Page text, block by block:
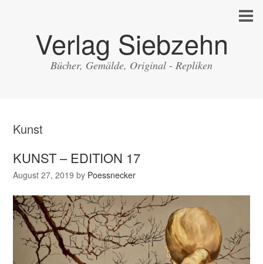
Verlag Siebzehn
Bücher, Gemälde, Original - Repliken
Kunst
KUNST – EDITION 17
August 27, 2019 by Poessnecker